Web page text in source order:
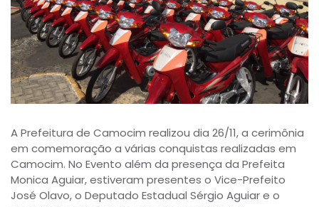
A Prefeitura de Camocim realizou dia 26/11, a cerimônia
em comemoração a várias conquistas realizadas em
Camocim. No Evento além da presença da Prefeita
Monica Aguiar, estiveram presentes o Vice-Prefeito
José Olavo, o Deputado Estadual Sérgio Aguiar e o